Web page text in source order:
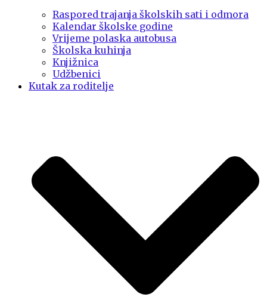
Raspored trajanja školskih sati i odmora
Kalendar školske godine
Vrijeme polaska autobusa
Školska kuhinja
Knjižnica
Udžbenici
Kutak za roditelje